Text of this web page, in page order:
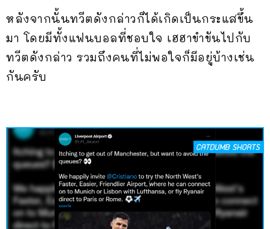
หลังจากนั้นทวีตดังกล่าวก็ได้เกิดเป็นกระแสขึ้น
มา โดยมีทั้งแฟนบอลที่ชอบใจ เฮฮาขำขันไปกับ
ทวีตดังกล่าว รวมถึงคนที่ไม่พอใจก็มีอยู่บ้างเช่น
กันครับ